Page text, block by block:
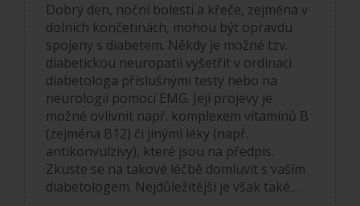
Dobrý den, noční bolesti a křeče, zejména v
dolních končetinách, mohou být opravdu
spojeny s diabetem. Někdy je možné tzv.
diabetickou neuropatii vyšetřit v ordinaci
diabetologa příslušnými testy nebo na
neurologii pomocí EMG. Její projevy je
možné ovlivnit např. komplexem vitamínů B
(zejména B12) či jinými léky (např.
antikonvulzivy), které jsou na předpis.
Zkuste se na takové léčbě domluvit s vaším
diabetologem. Nejdůležitější je však také...